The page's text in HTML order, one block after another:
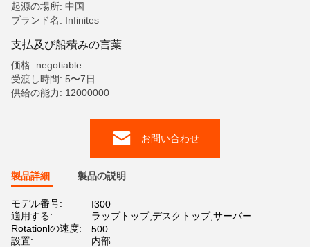
起源の場所: 中国
ブランド名: Infinites
支払及び船積みの言葉
価格: negotiable
受渡し時間: 5〜7日
供給の能力: 12000000
お問い合わせ
製品詳細 製品の説明
モデル番号:
I300
適用する:
ラップトップ,デスクトップ,サーバー
Rotationlの速度:
500
設置:
内部